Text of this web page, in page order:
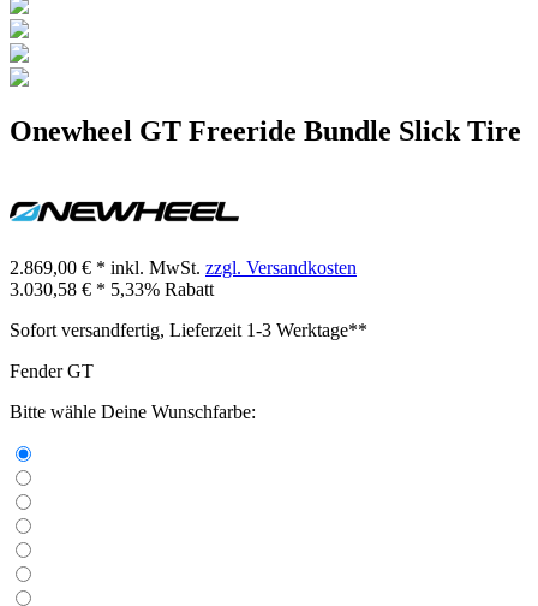
Onewheel GT Freeride Bundle Slick Tire
2.869,00 € * inkl. MwSt. zzgl. Versandkosten
3.030,58 € * 5,33% Rabatt
Sofort versandfertig, Lieferzeit 1-3 Werktage**
Fender GT
Bitte wähle Deine Wunschfarbe: